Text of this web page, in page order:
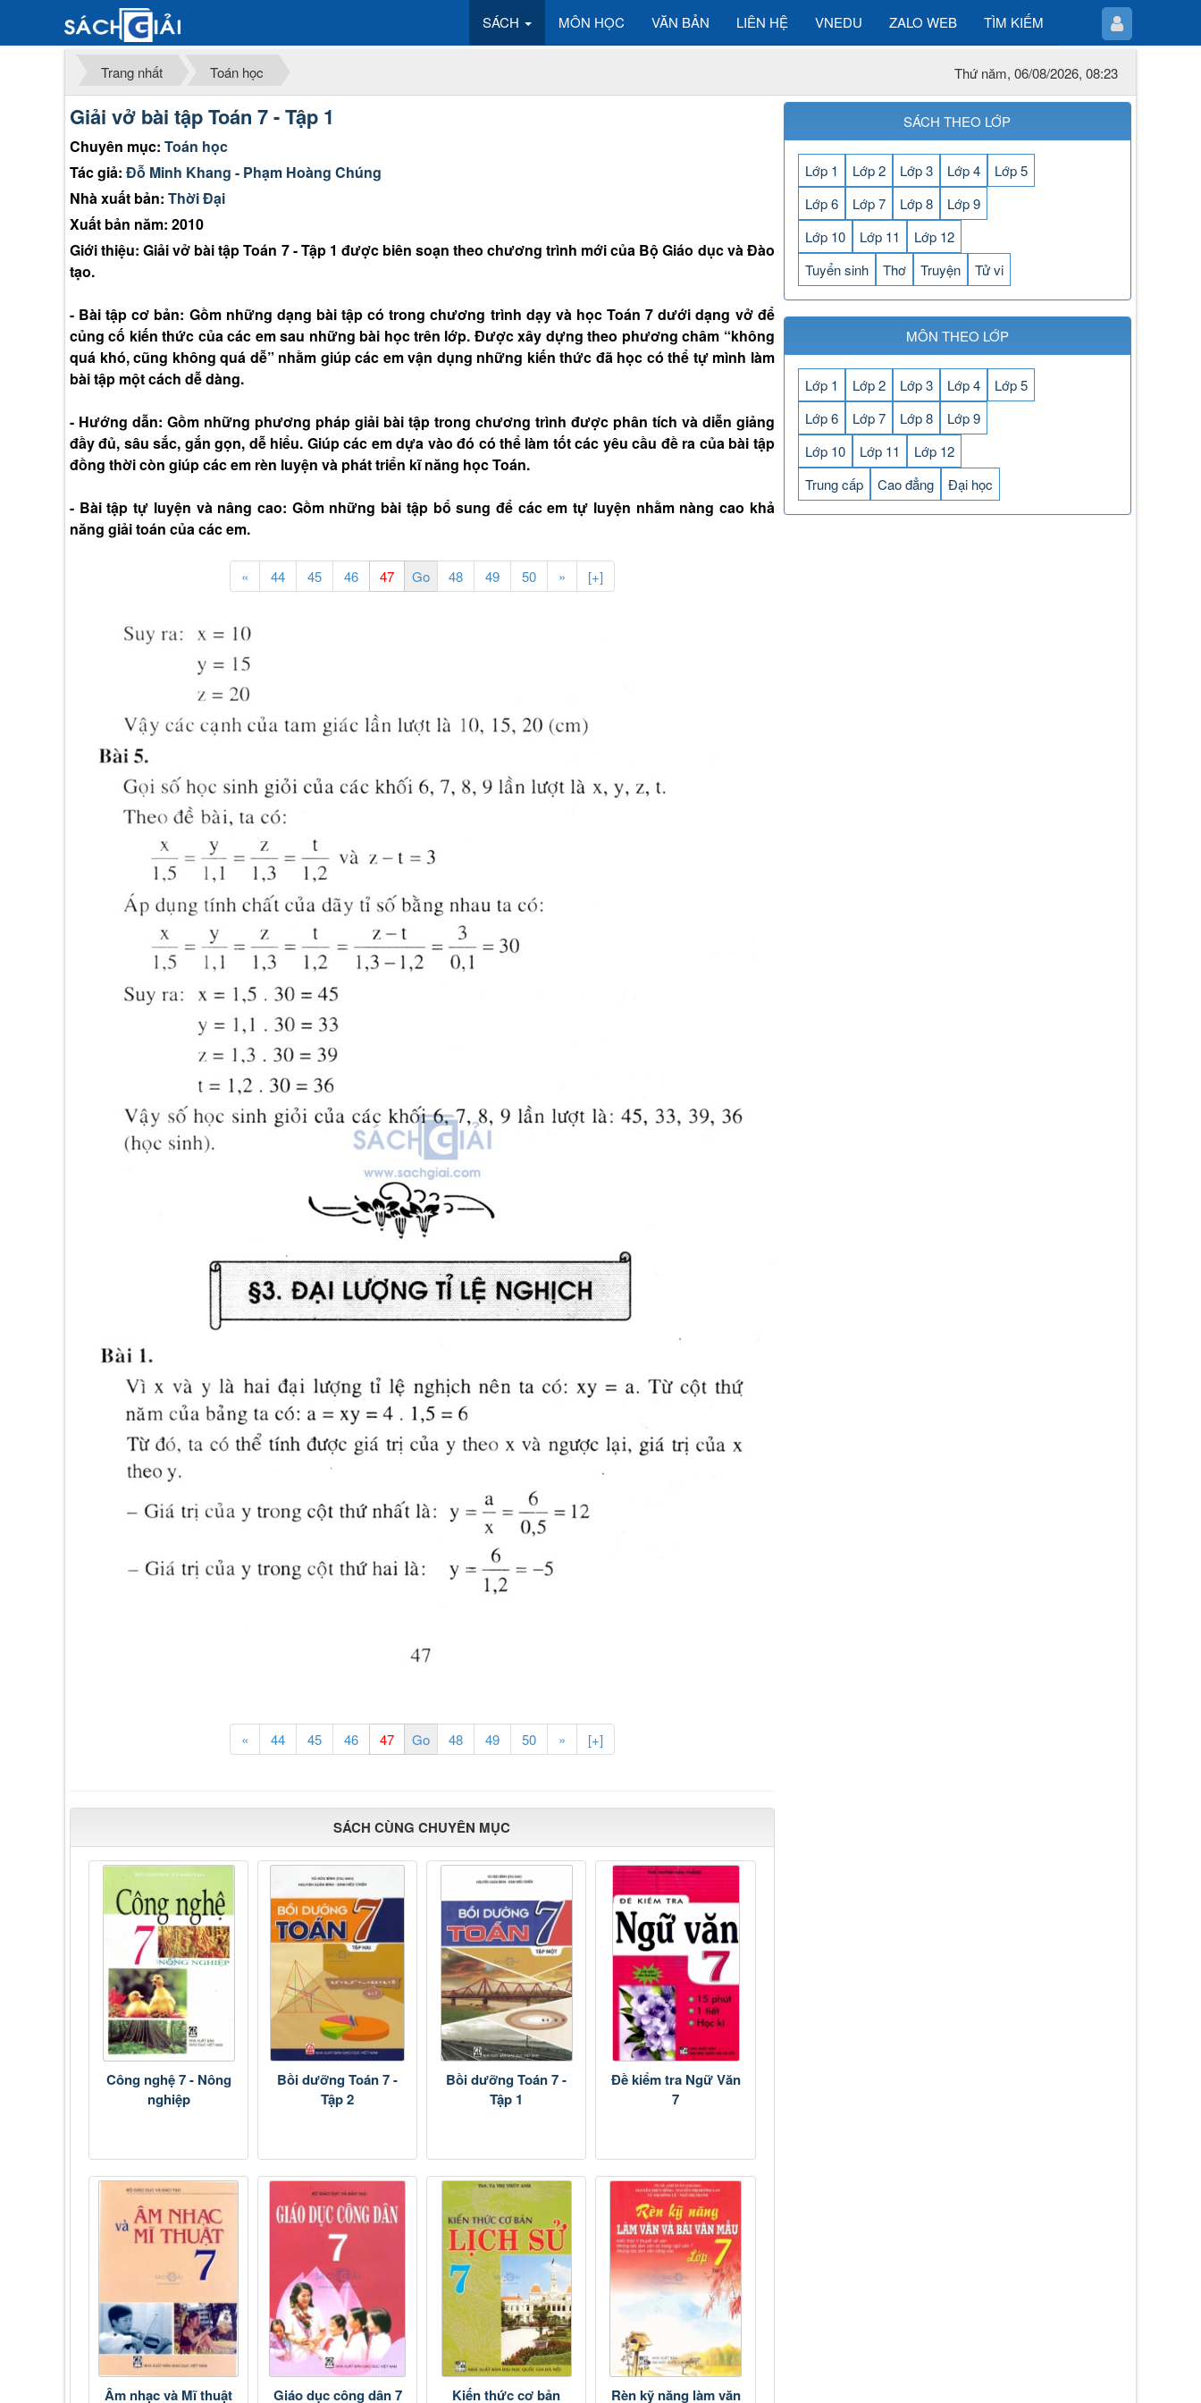
SÁCH MÔN HỌC VĂN BẢN LIÊN HỆ VNEDU ZALO WEB TÌM KIẾM
Trang nhất Toán học Thứ năm, 06/08/2026, 08:23
Giải vở bài tập Toán 7 - Tập 1
Chuyên mục: Toán học
Tác giả: Đỗ Minh Khang - Phạm Hoàng Chúng
Nhà xuất bản: Thời Đại
Xuất bản năm: 2010
Giới thiệu: Giải vở bài tập Toán 7 - Tập 1 được biên soạn theo chương trình mới của Bộ Giáo dục và Đào
tạo.
- Bài tập cơ bản: Gồm những dạng bài tập có trong chương trình dạy và học Toán 7 dưới dạng vở để
củng cố kiến thức của các em sau những bài học trên lớp. Được xây dựng theo phương châm “không
quá khó, cũng không quá dễ” nhằm giúp các em vận dụng những kiến thức đã học có thể tự mình làm
bài tập một cách dễ dàng.
- Hướng dẫn: Gồm những phương pháp giải bài tập trong chương trình được phân tích và diễn giảng
đầy đủ, sâu sắc, gắn gọn, dễ hiểu. Giúp các em dựa vào đó có thể làm tốt các yêu cầu đề ra của bài tập
đồng thời còn giúp các em rèn luyện và phát triển kĩ năng học Toán.
- Bài tập tự luyện và nâng cao: Gồm những bài tập bổ sung để các em tự luyện nhằm nàng cao khả
năng giải toán của các em.
« 44 45 46 48 49 50 » [+]
« 44 45 46 48 49 50 » [+]
SÁCH CÙNG CHUYÊN MỤC
Công nghệ 7 - Nông
nghiệp
Bồi dưỡng Toán 7 -
Tập 2
Bồi dưỡng Toán 7 -
Tập 1
Đề kiểm tra Ngữ Văn
7
Âm nhạc và Mĩ thuật Giáo dục công dân 7 Kiến thức cơ bản Rèn kỹ năng làm văn
SÁCH THEO LỚP
Lớp 1 Lớp 2 Lớp 3 Lớp 4
Lớp 5
Lớp 6
Lớp 7 Lớp 8
Lớp 9
Lớp 10
Lớp 11
Lớp 12
Tuyển sinh
Thơ Truyện Tử vi
MÔN THEO LỚP
Lớp 1 Lớp 2 Lớp 3 Lớp 4
Lớp 5
Lớp 6
Lớp 7 Lớp 8
Lớp 9
Lớp 10
Lớp 11
Lớp 12
Trung cấp
Cao đẳng Đại học